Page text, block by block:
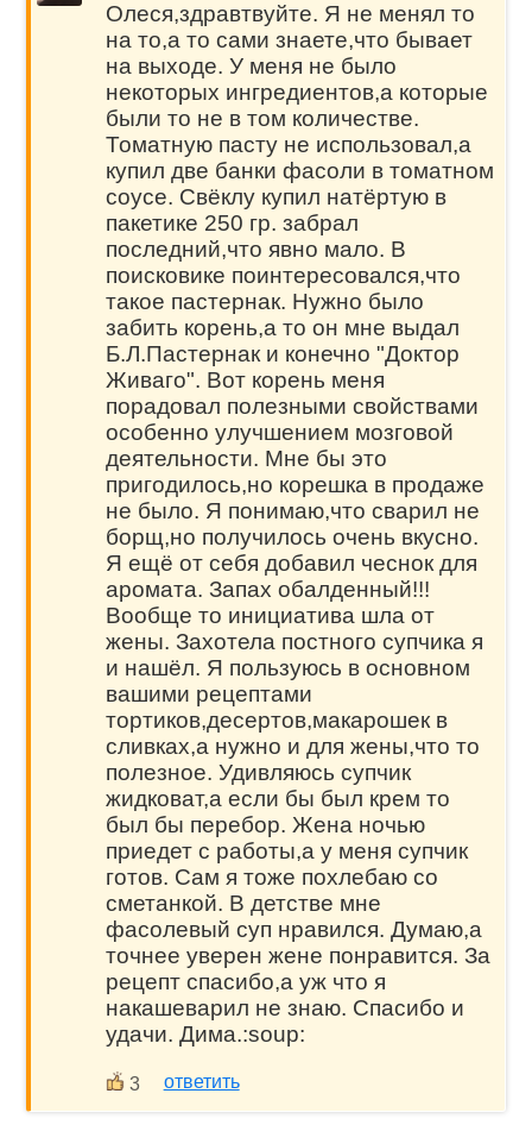
Олеся,здравтвуйте. Я не менял то
на то,а то сами знаете,что бывает
на выходе. У меня не было
некоторых ингредиентов,а которые
были то не в том количестве.
Томатную пасту не использовал,а
купил две банки фасоли в томатном
соусе. Свёклу купил натёртую в
пакетике 250 гр. забрал
последний,что явно мало. В
поисковике поинтересовался,что
такое пастернак. Нужно было
забить корень,а то он мне выдал
Б.Л.Пастернак и конечно "Доктор
Живаго". Вот корень меня
порадовал полезными свойствами
особенно улучшением мозговой
деятельности. Мне бы это
пригодилось,но корешка в продаже
не было. Я понимаю,что сварил не
борщ,но получилось очень вкусно.
Я ещё от себя добавил чеснок для
аромата. Запах обалденный!!!
Вообще то инициатива шла от
жены. Захотела постного супчика я
и нашёл. Я пользуюсь в основном
вашими рецептами
тортиков,десертов,макарошек в
сливках,а нужно и для жены,что то
полезное. Удивляюсь супчик
жидковат,а если бы был крем то
был бы перебор. Жена ночью
приедет с работы,а у меня супчик
готов. Сам я тоже похлебаю со
сметанкой. В детстве мне
фасолевый суп нравился. Думаю,а
точнее уверен жене понравится. За
рецепт спасибо,а уж что я
накашеварил не знаю. Спасибо и
удачи. Дима.:soup:
3 ответить